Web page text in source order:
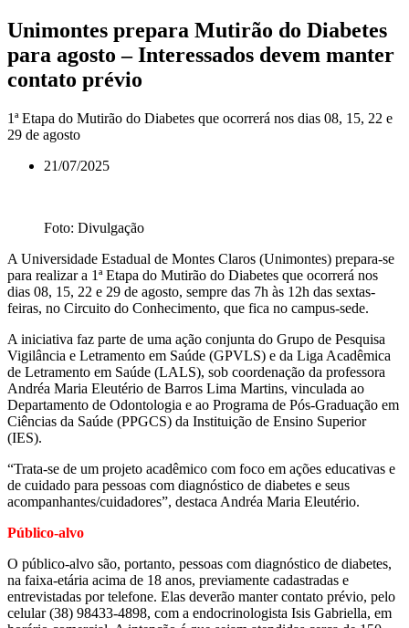
Unimontes prepara Mutirão do Diabetes
para agosto – Interessados devem manter
contato prévio
1ª Etapa do Mutirão do Diabetes que ocorrerá nos dias 08, 15, 22 e
29 de agosto
21/07/2025
Foto: Divulgação
A Universidade Estadual de Montes Claros (Unimontes) prepara-se
para realizar a 1ª Etapa do Mutirão do Diabetes que ocorrerá nos
dias 08, 15, 22 e 29 de agosto, sempre das 7h às 12h das sextas-
feiras, no Circuito do Conhecimento, que fica no campus-sede.
A iniciativa faz parte de uma ação conjunta do Grupo de Pesquisa
Vigilância e Letramento em Saúde (GPVLS) e da Liga Acadêmica
de Letramento em Saúde (LALS), sob coordenação da professora
Andréa Maria Eleutério de Barros Lima Martins, vinculada ao
Departamento de Odontologia e ao Programa de Pós-Graduação em
Ciências da Saúde (PPGCS) da Instituição de Ensino Superior
(IES).
“Trata-se de um projeto acadêmico com foco em ações educativas e
de cuidado para pessoas com diagnóstico de diabetes e seus
acompanhantes/cuidadores”, destaca Andréa Maria Eleutério.
Público-alvo
O público-alvo são, portanto, pessoas com diagnóstico de diabetes,
na faixa-etária acima de 18 anos, previamente cadastradas e
entrevistadas por telefone. Elas deverão manter contato prévio, pelo
celular (38) 98433-4898, com a endocrinologista Isis Gabriella, em